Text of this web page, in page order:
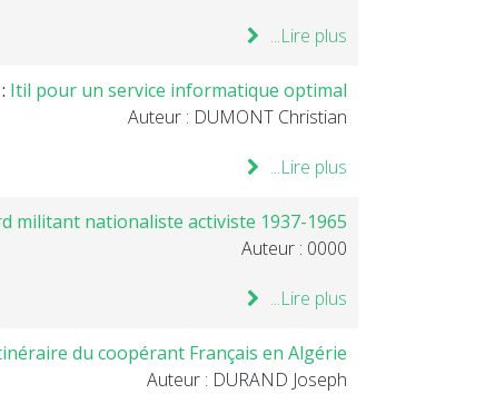
Lire plus...
Itil pour un service informatique optimal
Auteur : DUMONT Christian
Lire plus...
militant nationaliste activiste 1937-1965
Auteur : 0000
Lire plus...
du coopérant Français en Algérie
Auteur : DURAND Joseph